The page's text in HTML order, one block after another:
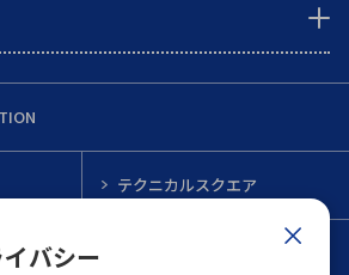
バシー
テクニカルスクエア